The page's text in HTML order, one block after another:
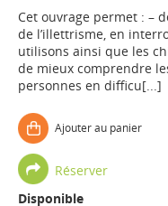
Cet ouvrage permet : –
de l’illettrisme, en
utilisons ainsi que les
de mieux comprendre
personnes en difficu[...]
Ajouter au panier
Réserver
Disponible